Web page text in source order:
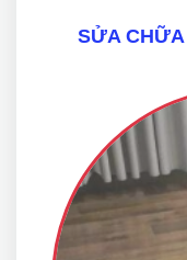
SỬA